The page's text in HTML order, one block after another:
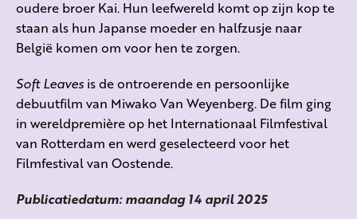
oudere broer Kai. Hun leefwereld komt op zijn kop te
staan als hun Japanse moeder en halfzusje naar
België komen om voor hen te zorgen.
Soft Leaves is de ontroerende en persoonlijke
debuutfilm van Miwako Van Weyenberg. De film ging
in wereldpremière op het Internationaal Filmfestival
van Rotterdam en werd geselecteerd voor het
Filmfestival van Oostende.
Publicatiedatum: maandag 14 april 2025